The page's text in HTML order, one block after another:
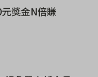
獎金N倍賺